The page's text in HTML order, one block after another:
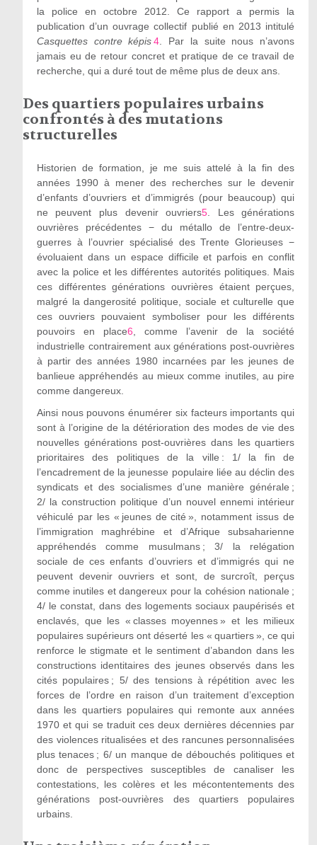
la police en octobre 2012. Ce rapport a permis la
publication d’un ouvrage collectif publié en 2013 intitulé
Casquettes contre képis 4. Par la suite nous n’avons
jamais eu de retour concret et pratique de ce travail de
recherche, qui a duré tout de même plus de deux ans.
Des quartiers populaires urbains
confrontés à des mutations
structurelles
Historien de formation, je me suis attelé à la fin des
années 1990 à mener des recherches sur le devenir
d’enfants d’ouvriers et d’immigrés (pour beaucoup) qui
ne peuvent plus devenir ouvriers5. Les générations
ouvrières précédentes − du métallo de l’entre-deux-
guerres à l’ouvrier spécialisé des Trente Glorieuses −
évoluaient dans un espace difficile et parfois en conflit
avec la police et les différentes autorités politiques. Mais
ces différentes générations ouvrières étaient perçues,
malgré la dangerosité politique, sociale et culturelle que
ces ouvriers pouvaient symboliser pour les différents
pouvoirs en place6, comme l’avenir de la société
industrielle contrairement aux générations post-ouvrières
à partir des années 1980 incarnées par les jeunes de
banlieue appréhendés au mieux comme inutiles, au pire
comme dangereux.
Ainsi nous pouvons énumérer six facteurs importants qui
sont à l’origine de la détérioration des modes de vie des
nouvelles générations post-ouvrières dans lesquartiers
prioritaires des politiques de la ville : 1/ la fin de
l’encadrement de la jeunesse populaire liée au déclin des
syndicats et des socialismes d’une manière générale ;
2/ la construction politique d’un nouvel ennemi intérieur
véhiculé par les « jeunes de cité », notamment issus de
l’immigration maghrébine et d’Afrique subsaharienne
appréhendés comme musulmans ;3/ la relégation
sociale de ces enfants d’ouvriers et d’immigrés qui ne
peuvent devenir ouvriers et sont, de surcroît, perçus
comme inutiles et dangereux pour la cohésion nationale ;
4/ le constat, dans des logements sociaux paupérisés et
enclavés, que les « classes moyennes » et les milieux
populaires supérieurs ont déserté les « quartiers », ce qui
renforce le stigmate et le sentiment d’abandon dans les
constructions identitaires des jeunes observés dans les
cités populaires ; 5/des tensions à répétition avec les
forces de l’ordre en raison d’un traitement d’exception
dans les quartiers populaires qui remonte aux années
1970 et qui se traduit ces deux dernières décennies par
des violences ritualisées et des rancunes personnalisées
plus tenaces ; 6/ un manque de débouchés politiques et
donc de perspectives susceptibles de canaliser les
contestations, les colères et les mécontentements des
générations post-ouvrières des quartiers populaires
urbains.